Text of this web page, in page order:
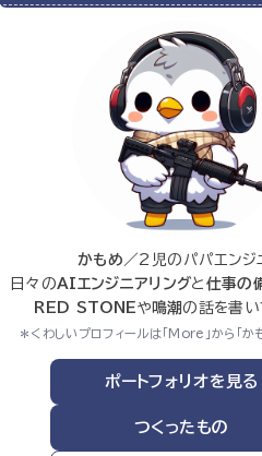
かもめ ／2児のパパエンジ
日々のAIエンジニアリングと 仕事の
RED STONEや 鳴潮 の話を書い
＊くわしいプロフィールは「More」から「か
ポートフォリオを見る
つくったもの